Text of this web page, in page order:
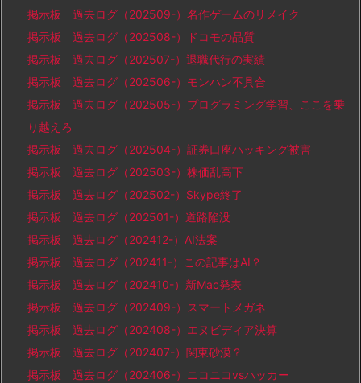
掲示板 過去ログ（202509-）名作ゲームのリメイク
掲示板 過去ログ（202508-）ドコモの品質
掲示板 過去ログ（202507-）退職代行の実績
掲示板 過去ログ（202506-）モンハン不具合
掲示板 過去ログ（202505-）プログラミング学習、ここを乗
り越えろ
掲示板 過去ログ（202504-）証券口座ハッキング被害
掲示板 過去ログ（202503-）株価乱高下
掲示板 過去ログ（202502-）Skype終了
掲示板 過去ログ（202501-）道路陥没
掲示板 過去ログ（202412-）AI法案
掲示板 過去ログ（202411-）この記事はAI？
掲示板 過去ログ（202410-）新Mac発表
掲示板 過去ログ（202409-）スマートメガネ
掲示板 過去ログ（202408-）エヌビディア決算
掲示板 過去ログ（202407-）関東砂漠？
掲示板 過去ログ（202406-）ニコニコvsハッカー